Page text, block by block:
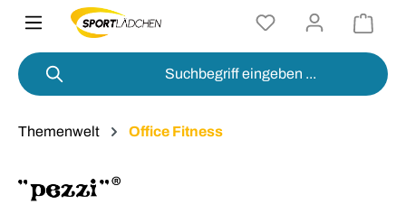
springen
Themenwelt Office Fitness